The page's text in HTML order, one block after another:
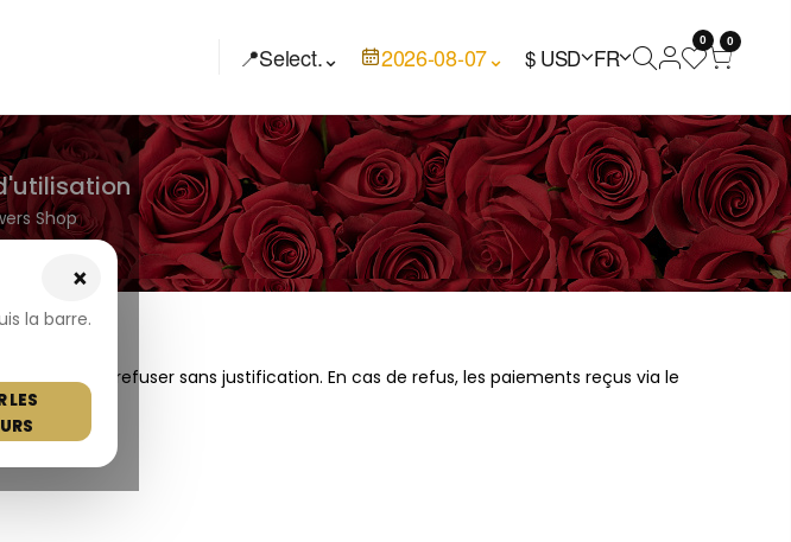
📍Select.⌄ 2026-08-07⌄ $ USD FR
0 0
×
la barre.
LES
Shop
droit de la refuser sans justification. En cas de refus, les paiements reçus via le